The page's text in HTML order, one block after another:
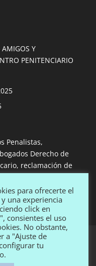
Y
PENITENCIARIO
Penalistas,
Derecho de
reclamación de
de datos
Abogados
para ofrecerte el
una experiencia
click en
consientes el uso
No obstante,
a "Ajuste de
tu